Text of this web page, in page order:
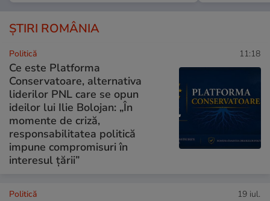
ȘTIRI ROMÂNIA
Politică 11:18
Ce este Platforma
Conservatoare, alternativa
liderilor PNL care se opun
ideilor lui Ilie Bolojan: „În
momente de criză,
responsabilitatea politică
impune compromisuri în
interesul țării”
Politică 19 iul.